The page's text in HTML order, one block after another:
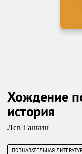
Хождение
история
Лев Ганкин
ПОЗНАВАТЕЛЬНАЯ